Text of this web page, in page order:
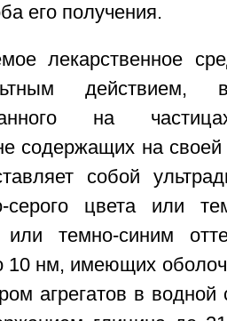
его получения.
лекарственное
на
содержащих на своей
собой
серого цвета или
или темно-синим
10 нм, имеющих
агрегатов в